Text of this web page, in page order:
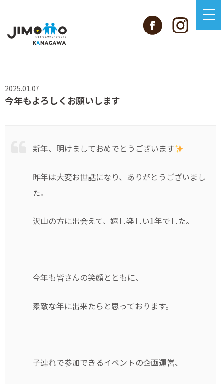
2025.01.07
今年もよろしくお願いします
新年、明けましておめでとうございます
昨年は大変お世話になり、ありがとうございまし
た。
沢山の方に出会えて、嬉し楽しい1年でした。
今年も皆さんの笑顔とともに、
素敵な年に出来たらと思っております。
子連れで参加できるイベントの企画運営、